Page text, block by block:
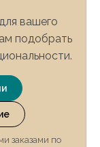
вашего
подобрать
заказами по